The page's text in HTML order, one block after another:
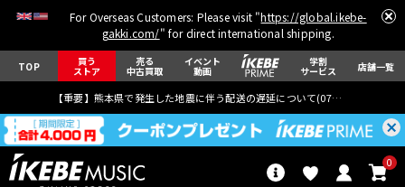
For Overseas Customers: Please visit "https://global.ikebe-
gakki.com/" for direct international shipping.
TOP 買う
ストア
売る
中古買取
イベント
動画
学割
サービス 店舗一覧
【重要】熊本県で発生した地震に伴う配送の遅延について(07月29日
0